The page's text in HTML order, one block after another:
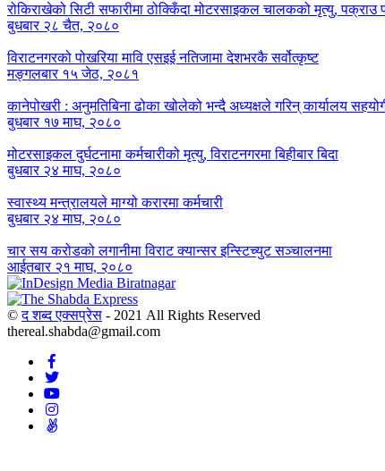
रोकिराखेको सिटी सफारीमा ठोक्किँदा मोटरसाइकल चालकको मृत्यु, पक्राउ
बुधबार २८ चैत, २०८०
विराटनगरको पोखरिया मावि एसइई नतिजामा देशभरकै सर्वोत्कृष्ट
मङ्गलबार १५ जेठ, २०८१
कानेपोखरी : अनुमतिबिना ढोका खोलेको भन्दै अध्यक्षले गरिन् कार्यालय
बुधबार १७ माघ, २०८०
मोटरसाइकल दुर्घटनामा कर्मचारीको मृत्यु, विराटनगरमा बिहीबार बिदा
बुधबार २४ माघ, २०८०
स्वास्थ्य मन्त्रालयले माग्यो करारमा कर्मचारी
बुधबार २४ माघ, २०८०
चार सय करोडको लगानीमा विराट क्यान्सर इन्स्टिच्युट सञ्चालनमा
आईतबार २१ माघ, २०८०
©द शब्द एक्सप्रेस - 2021 All Rights Reserved
thereal.shabda@gmail.com